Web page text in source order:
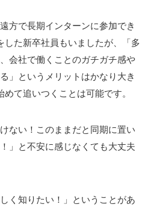
方で長期インターンに参加でき
した新卒社員もいましたが、「多
会社で働くことのガチガチ感や
」というメリットはかなり大き
て追いつくことは可能です。
ない！このままだと同期に置い
」と不安に感じなくても大丈夫
く知りたい！」ということがあ